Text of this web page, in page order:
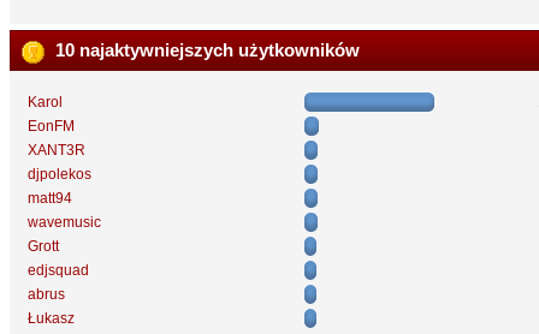
10 najaktywniejszych użytkowników
Karol
EonFM
XANT3R
djpolekos
matt94
wavemusic
Grott
edjsquad
abrus
Łukasz